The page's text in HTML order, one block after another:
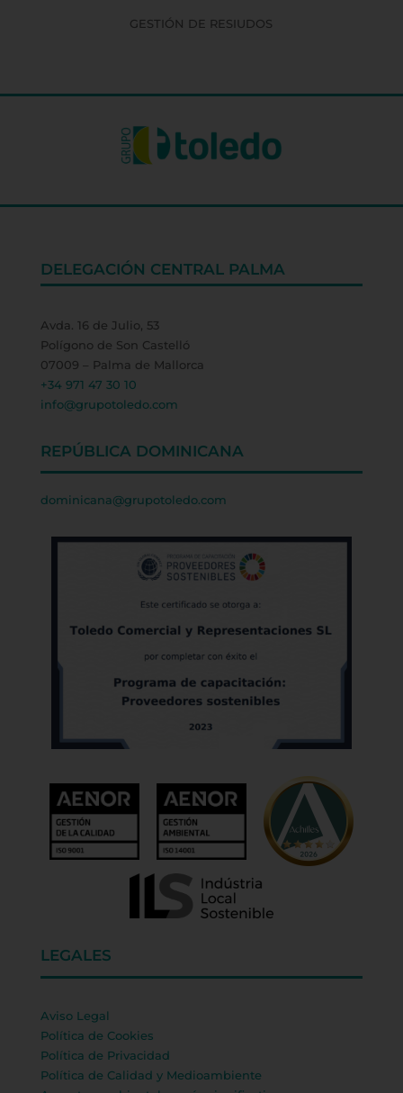
GESTIÓN DE RESIUDOS
DELEGACIÓN CENTRAL PALMA
Avda. 16 de Julio, 53
Polígono de Son Castelló
07009 – Palma de Mallorca
+34 971 47 30 10
info@grupotoledo.com
REPÚBLICA DOMINICANA
dominicana@grupotoledo.com
LEGALES
Aviso Legal
Política de Cookies
Política de Privacidad
Política de Calidad y Medioambiente